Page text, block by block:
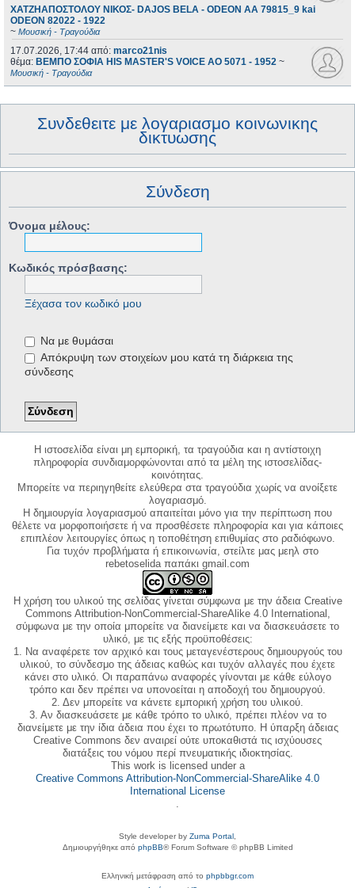
ΧΑΤΖΗΑΠΟΣΤΟΛΟΥ ΝΙΚΟΣ- DAJOS BELA - ODEON AA 79815_9 kai
ODEON 82022 - 1922
~ Μουσική - Τραγούδια
17.07.2026, 17:44 από: marco21nis
θέμα: ΒΕΜΠΟ ΣΟΦΙΑ HIS MASTER'S VOICE AO 5071 - 1952 ~
Μουσική - Τραγούδια
Συνδεθειτε με λογαριασμο κοινωνικης
δικτυωσης
Σύνδεση
Όνομα μέλους:
Κωδικός πρόσβασης:
Ξέχασα τον κωδικό μου
Να με θυμάσαι
Απόκρυψη των στοιχείων μου κατά τη διάρκεια της
σύνδεσης
Η ιστοσελίδα είναι μη εμπορική, τα τραγούδια και η αντίστοιχη
πληροφορία συνδιαμορφώνονται από τα μέλη της ιστοσελίδας-
κοινότητας.
Μπορείτε να περιηγηθείτε ελεύθερα στα τραγούδια χωρίς να ανοίξετε
λογαριασμό.
Η δημιουργία λογαριασμού απαιτείται μόνο για την περίπτωση που
θέλετε να μορφοποιήσετε ή να προσθέσετε πληροφορία και για κάποιες
επιπλέον λειτουργίες όπως η τοποθέτηση επιθυμίας στο ραδιόφωνο.
Για τυχόν προβλήματα ή επικοινωνία, στείλτε μας μεηλ στο
rebetoselida παπάκι gmail.com
Η χρήση του υλικού της σελίδας γίνεται σύμφωνα με την άδεια Creative
Commons Attribution-NonCommercial-ShareAlike 4.0 International,
σύμφωνα με την οποία μπορείτε να διανείμετε και να διασκευάσετε το
υλικό, με τις εξής προϋποθέσεις:
1. Να αναφέρετε τον αρχικό και τους μεταγενέστερους δημιουργούς του
υλικού, το σύνδεσμο της άδειας καθώς και τυχόν αλλαγές που έχετε
κάνει στο υλικό. Οι παραπάνω αναφορές γίνονται με κάθε εύλογο
τρόπο και δεν πρέπει να υπονοείται η αποδοχή του δημιουργού.
2. Δεν μπορείτε να κάνετε εμπορική χρήση του υλικού.
3. Αν διασκευάσετε με κάθε τρόπο το υλικό, πρέπει πλέον να το
διανείμετε με την ίδια άδεια που έχει το πρωτότυπο. Η ύπαρξη άδειας
Creative Commons δεν αναιρεί ούτε υποκαθιστά τις ισχύουσες
διατάξεις του νόμου περί πνευματικής ιδιοκτησίας.
This work is licensed under a
Creative Commons Attribution-NonCommercial-ShareAlike 4.0
International License
.
Style developer by Zuma Portal
Δημιουργήθηκε από phpBB® Forum Software © phpBB Limited
Ελληνική μετάφραση από το phpbbgr.com